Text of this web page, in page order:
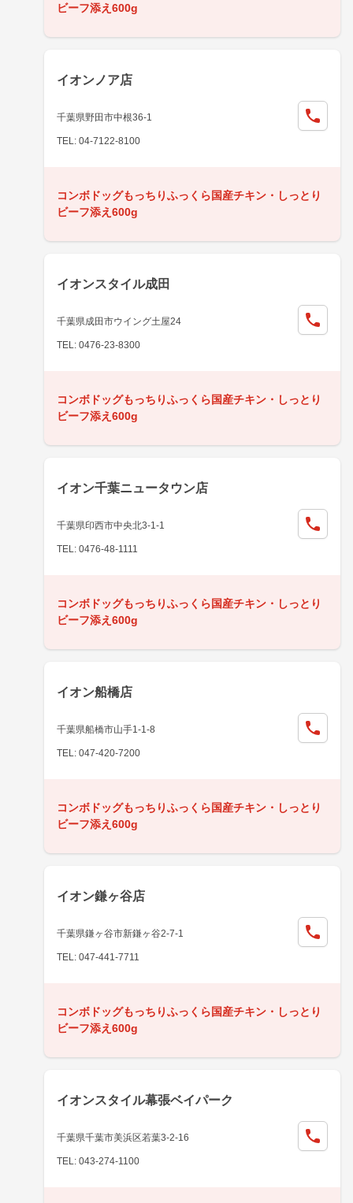
ビーフ添え600g
イオンノア店
千葉県野田市中根36-1
TEL: 04-7122-8100
コンボドッグもっちりふっくら国産チキン・しっとり
ビーフ添え600g
イオンスタイル成田
千葉県成田市ウイング土屋24
TEL: 0476-23-8300
コンボドッグもっちりふっくら国産チキン・しっとり
ビーフ添え600g
イオン千葉ニュータウン店
千葉県印西市中央北3-1-1
TEL: 0476-48-1111
コンボドッグもっちりふっくら国産チキン・しっとり
ビーフ添え600g
イオン船橋店
千葉県船橋市山手1-1-8
TEL: 047-420-7200
コンボドッグもっちりふっくら国産チキン・しっとり
ビーフ添え600g
イオン鎌ヶ谷店
千葉県鎌ヶ谷市新鎌ヶ谷2-7-1
TEL: 047-441-7711
コンボドッグもっちりふっくら国産チキン・しっとり
ビーフ添え600g
イオンスタイル幕張ベイパーク
千葉県千葉市美浜区若葉3-2-16
TEL: 043-274-1100